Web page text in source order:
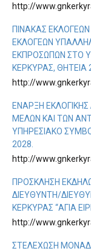
http://
ΠΊΝΑΚΑΣ
ΕΚΛΟΓΈΩΝ
ΕΚΠΡΟΣΏΠΩΝ ΣΤΟ
ΚΈΡΚΥΡΑΣ, ΘΗΤΕΊΑ
http://
ΈΝΑΡΞΗ ΕΚΛΟΓΙΚΉΣ
ΜΕΛΏΝ ΚΑΙ ΤΩΝ
ΥΠΗΡΕΣΙΑΚΌ
2028.
http://
ΠΡΌΣΚΛΗΣΗ
ΔΙΕΥΘΥΝΤΉ/
ΚΈΡΚΥΡΑΣ “ΑΓΙΑ
http://
ΣΤΕΛΈΧΩΣΗ